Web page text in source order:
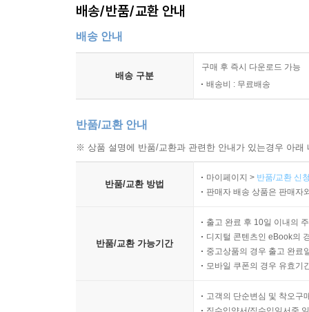
배송/반품/교환 안내
배송 안내
배송 구분
구매 후 즉시 다운로드 가능
배송비 : 무료배송
반품/교환 안내
※ 상품 설명에 반품/교환과 관련한 안내가 있는경우 아
반품/교환 방법
마이페이지 > 반품/교환 신
판매자 배송 상품은 판매자
반품/교환 가능기간
출고 완료 후 10일 이내의
디지털 콘텐츠인 eBook의
중고상품의 경우 출고 완료
모바일 쿠폰의 경우 유효기
고객의 단순변심 및 착오구